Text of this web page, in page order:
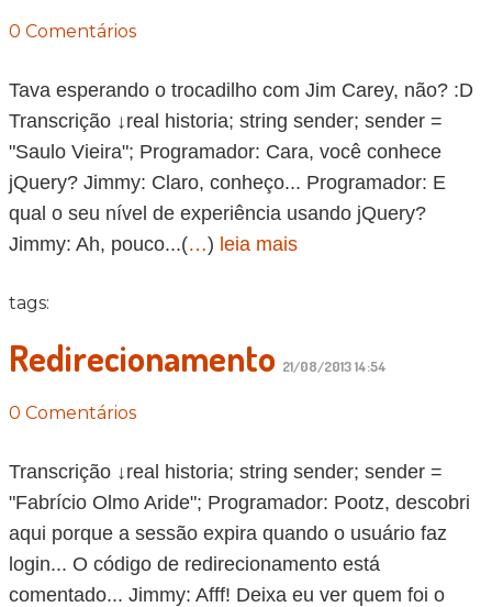
0 Comentários
Tava esperando o trocadilho com Jim Carey, não? :D
Transcrição ↓real historia; string sender; sender =
"Saulo Vieira"; Programador: Cara, você conhece
jQuery? Jimmy: Claro, conheço... Programador: E
qual o seu nível de experiência usando jQuery?
Jimmy: Ah, pouco...(…) leia mais
tags:
Redirecionamento 21/08/2013 14:54
0 Comentários
Transcrição ↓real historia; string sender; sender =
"Fabrício Olmo Aride"; Programador: Pootz, descobri
aqui porque a sessão expira quando o usuário faz
login... O código de redirecionamento está
comentado... Jimmy: Afff! Deixa eu ver quem foi o